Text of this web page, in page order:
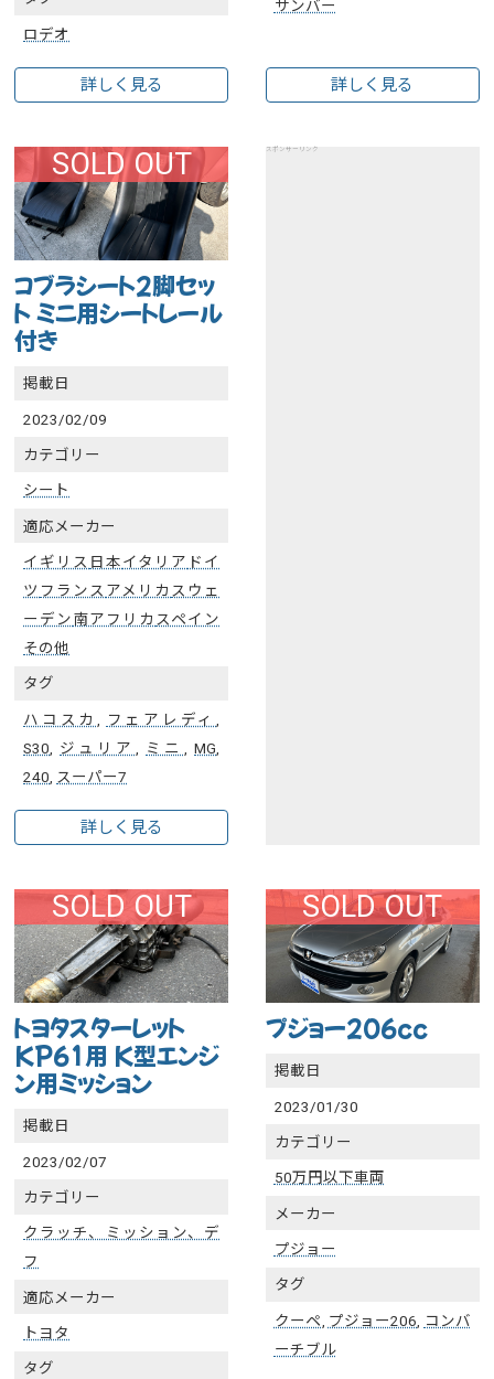
ロデオ
詳しく見る
サンバー
詳しく見る
SOLD OUT
コブラシート2脚セッ
ト ミニ用シートレール
付き
掲載日
2023/02/09
カテゴリー
シート
適応メーカー
イギリス 日本イタリア ドイ
ツ フランス アメリカ スウェ
ーデン南アフリカ スペイン
その他
タグ
ハコスカ フェアレディ
S30
ジュリア ミニ ,MG
240 スーパー7
詳しく見る
スポンサーリンク
SOLD OUT
トヨタスターレット
KP61用 K型エンジ
ン用ミッション
掲載日
2023/02/07
カテゴリー
クラッチ、ミッション、デ
フ
適応メーカー
トヨタ
タグ
SOLD OUT
プジョー206cc
掲載日
2023/01/30
カテゴリー
50万円以下車両
メーカー
プジョー
タグ
クーペ プジョー206
コンバ
ーチブル